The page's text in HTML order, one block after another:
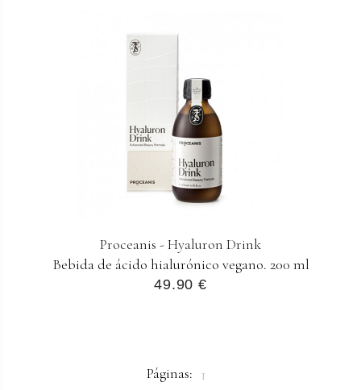
Proceanis - Hyaluron Drink
Bebida de ácido hialurónico vegano. 200 ml
49.90 €
Páginas: 1